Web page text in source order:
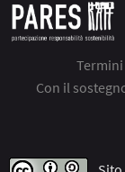
Con il